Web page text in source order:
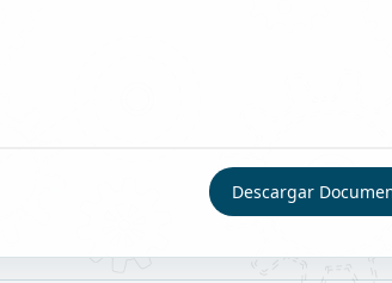
Descargar